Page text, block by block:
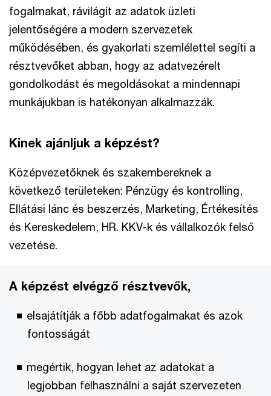
fogalmakat, rávilágít az adatok üzleti
jelentőségére a modern szervezetek
működésében, és gyakorlati szemlélettel segíti a
résztvevőket abban, hogy az adatvezérelt
gondolkodást és megoldásokat a mindennapi
munkájukban is hatékonyan alkalmazzák.
Kinek ajánljuk a képzést?
Középvezetőknek és szakembereknek a
következő területeken: Pénzügy és kontrolling,
Ellátási lánc és beszerzés, Marketing, Értékesítés
és Kereskedelem, HR. KKV-k és vállalkozók felső
vezetése.
A képzést elvégző résztvevők,
elsajátítják a főbb adatfogalmakat és azok
fontosságát
megértik, hogyan lehet az adatokat a
legjobban felhasználni a saját szervezeten